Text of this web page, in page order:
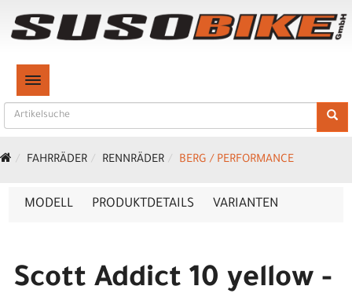
TOGGLE NAVIGATION
FAHRRÄDER RENNRÄDER BERG / PERFORMANCE
MODELL PRODUKTDETAILS VARIANTEN
Scott Addict 10 yellow -